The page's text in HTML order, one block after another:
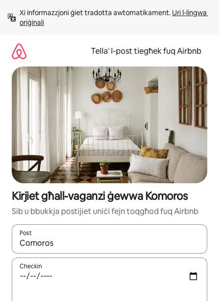
għall-
kontenut
Xi informazzjoni ġiet tradotta awtomatikament. Uri l-lingwa
oriġinali
Tella' l-post tiegħek fuq Airbnb
Kirjiet għall-vaganzi ġewwa Komoros
Sib u bbukkja postijiet uniċi fejn toqgħod fuq Airbnb
Post
Meta r-riżultati jkunu disponibbli, tista' tmur minn riżultat
Checkin